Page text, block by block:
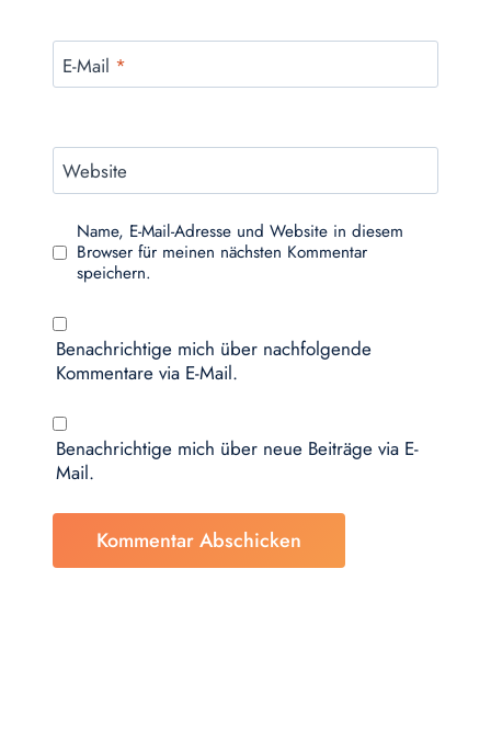
E-Mail *
Website
Name, E-Mail-Adresse und Website in diesem
Browser für meinen nächsten Kommentar
speichern.
Benachrichtige mich über nachfolgende
Kommentare via E-Mail.
Benachrichtige mich über neue Beiträge via E-
Mail.